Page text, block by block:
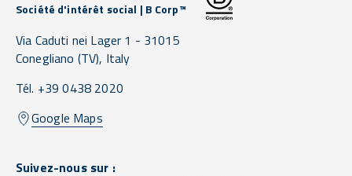
Société d'intérêt social | B Corp™
Via Caduti nei Lager 1 - 31015
Conegliano (TV), Italy
Tél. +39 0438 2020
Google Maps
Suivez-nous sur :